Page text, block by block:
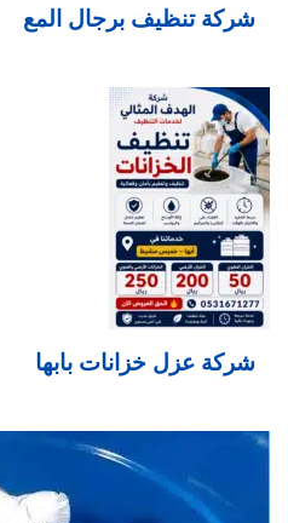
شركة تنظيف برجال المع
شركة عزل خزانات بابها